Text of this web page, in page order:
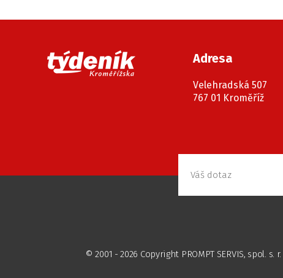
Adresa
Velehradská 507
767 01 Kroměříž
© 2001 - 2026 Copyright PROMPT SERVIS, spol.